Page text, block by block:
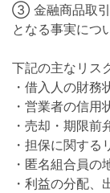
③ 金融商品取引
となる事実につ
下記の主なリス
・借入人の財務
・営業者の信用
・売却・期限前
・担保に関する
・匿名組合員の
・利益の分配、